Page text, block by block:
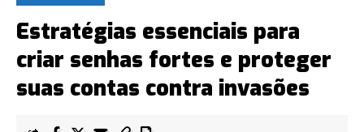
Estratégias essenciais para
criar senhas fortes e proteger
suas contas contra invasões